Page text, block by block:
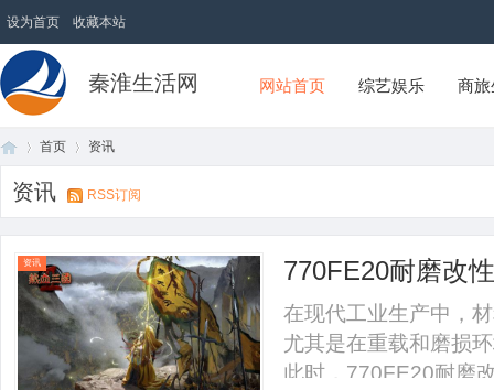
设为首页 收藏本站
秦淮生活网 网站首页 综艺娱乐 商
首页 资讯
资讯 RSS订阅
资讯 770FE20耐磨改
在现代工业生产中，
尤其是在重载和磨损
此时，770FE20耐磨